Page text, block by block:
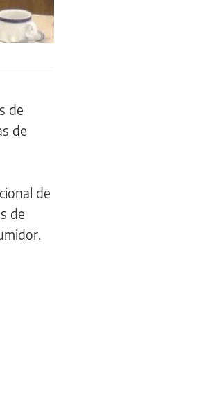
de
de
de
de